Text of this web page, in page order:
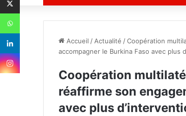
Accueil / Actualité /Coopération
accompagner le Burkina Faso avec plus
Coopération
réaffirme son
avec plus